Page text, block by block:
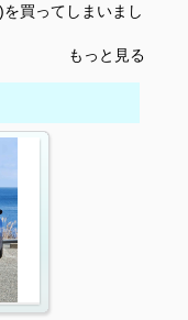
買ってしまいまし
もっと見る